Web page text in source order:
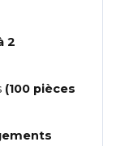
2
(100 pièces